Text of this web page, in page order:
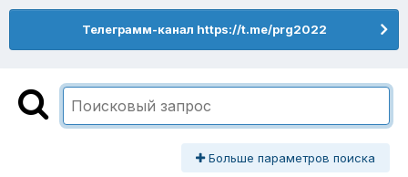
Телеграмм-канал https://t.me/prg2022
Больше параметров поиска